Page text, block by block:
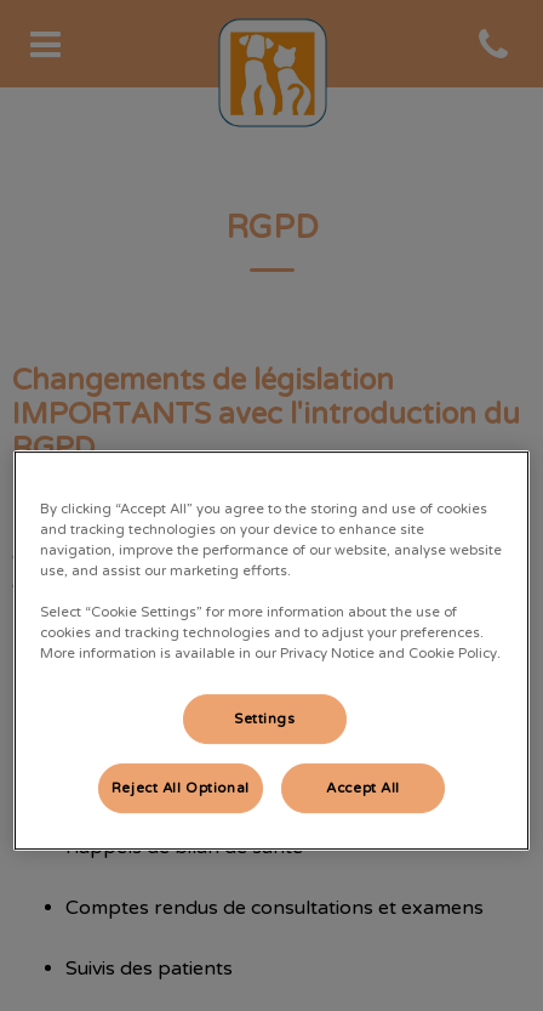
Page d'accueil de Clinique
Open
RGPD
Changements de législation
IMPORTANTS avec l'introduction du
RGPD
la façon dont nous communiquons avec vous. Nous
disposons désormais de 5 catégories différentes* qui
constituent la base de nos communications clients, ainsi
nous pouvons sélectionner très précisément ce que
nous vous envoyons et ne vous envoyons pas.
Communications contractuelles
Rappels de rendez-vous
Rappels de bilan de santé
Comptes rendus de consultations et examens
Suivis des patients
By clicking “Accept All” you agree to the storing and use of cookies
and tracking technologies on your device to enhance site
navigation, improve the performance of our website, analyse website
use, and assist our marketing efforts.
Select “Cookie Settings” for more information about the use of
cookies and tracking technologies and to adjust your preferences.
More information is available in our Privacy Notice and Cookie Policy.
Settings
Reject All Optional Accept All